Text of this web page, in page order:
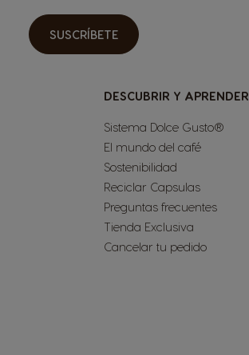
SUSCRÍBETE
DESCUBRIR Y APRENDER
Sistema Dolce Gusto®
El mundo del café
Sostenibilidad
Reciclar Capsulas
Preguntas frecuentes
Tienda Exclusiva
Cancelar tu pedido